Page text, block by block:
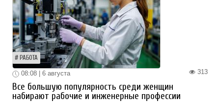
РАБОТА
313
08:08 | 6 августа
Все большую популярность среди женщин
набирают рабочие и инженерные профессии